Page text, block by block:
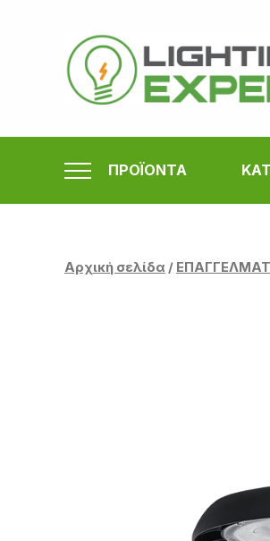
περιεχόμενο
ΠΡΟΪΟΝΤΑ
Αρχική σελίδα /